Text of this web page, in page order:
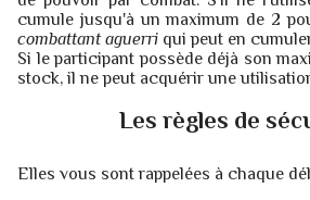
cumule jusqu'à un maximum de 2
combattant aguerri qui peut en
Si le participant possède déjà son
stock, il ne peut acquérir une
Les règles de
Elles vous sont rappelées à chaque